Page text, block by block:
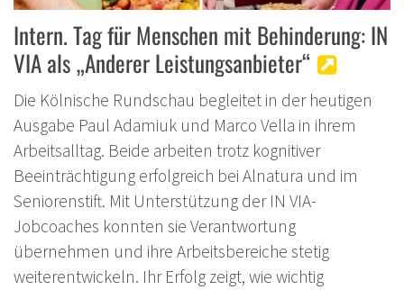
Intern. Tag für Menschen mit Behinderung: IN
VIA als „Anderer Leistungsanbieter“
Die Kölnische Rundschau begleitet in der heutigen
Ausgabe Paul Adamiuk und Marco Vella in ihrem
Arbeitsalltag. Beide arbeiten trotz kognitiver
Beeinträchtigung erfolgreich bei Alnatura und im
Seniorenstift. Mit Unterstützung der IN VIA-
Jobcoaches konnten sie Verantwortung
übernehmen und ihre Arbeitsbereiche stetig
weiterentwickeln. Ihr Erfolg zeigt, wie wichtig